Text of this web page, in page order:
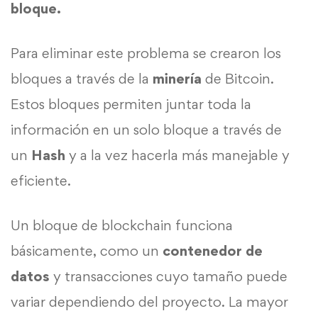
bloque.
Para eliminar este problema se crearon los
bloques a través de la minería de Bitcoin.
Estos bloques permiten juntar toda la
información en un solo bloque a través de
un Hash y a la vez hacerla más manejable y
eficiente.
Un bloque de blockchain funciona
básicamente, como un contenedor de
datos y transacciones cuyo tamaño puede
variar dependiendo del proyecto. La mayor